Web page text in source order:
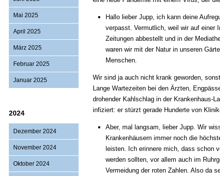
Mai 2025
April 2025
März 2025
Februar 2025
Januar 2025
2024
Dezember 2024
November 2024
Oktober 2024
Hallo lieber Jupp, ich kann deine
verpasst. Vermutlich, weil wir auf einer
Zeitungen abbestellt und in der
waren wir mit der Natur in unseren
Menschen.
Wir sind ja auch nicht krank geworden,
Lange Wartezeiten bei den Ärzten,
drohender Kahlschlag in der Krankenhaus-
infiziert: er stürzt gerade Hunderte von
Aber, mal langsam, lieber Jupp. Wir
Krankenhäusern immer noch die
leisten. Ich erinnere mich, dass schon
werden sollten, vor allem auch im
Vermeidung der roten Zahlen. Also da